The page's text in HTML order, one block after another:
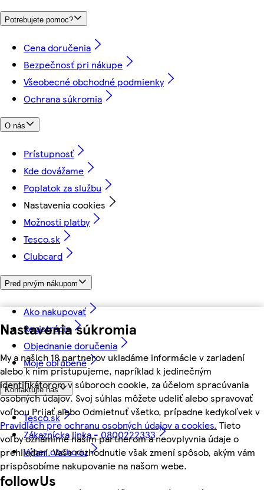
Nastavenia súkromia
My a našich 18 partnerov ukladáme informácie v zariadení
alebo k nim pristupujeme, napríklad k jedinečným
identifikátorom v súboroch cookie, za účelom spracúvania
osobných údajov. Svoj súhlas môžete udeliť alebo spravovať
voľbou Prijať alebo Odmietnuť všetko, prípadne kedykoľvek v
Pravidlách pre ochranu osobných údajov a cookies. Tieto
voľby oznámime našim partnerom a neovplyvnia údaje o
prehliadaní. Vaše rozhodnutie však zmení spôsob, akým vám
prispôsobíme nakupovanie na našom webe.
Potrebujete pomoc?
Cena doručenia
Bezpečnosť pri nákupe
Všeobecné obchodné podmienky
Ochrana súkromia
O nás
Prístupnosť
Kde dovážame
Poplatok za službu
Nastavenia cookies
Možnosti platby
Tesco.sk
Clubcard
Pred prvým nákupom
Ako nakupovať
Registrácia
Objednanie doručenia
Moje obľúbené
Kontaktujte nás
Tesco.sk
Zákaznícka linka - 0800222333
Výber obchodu
followUs